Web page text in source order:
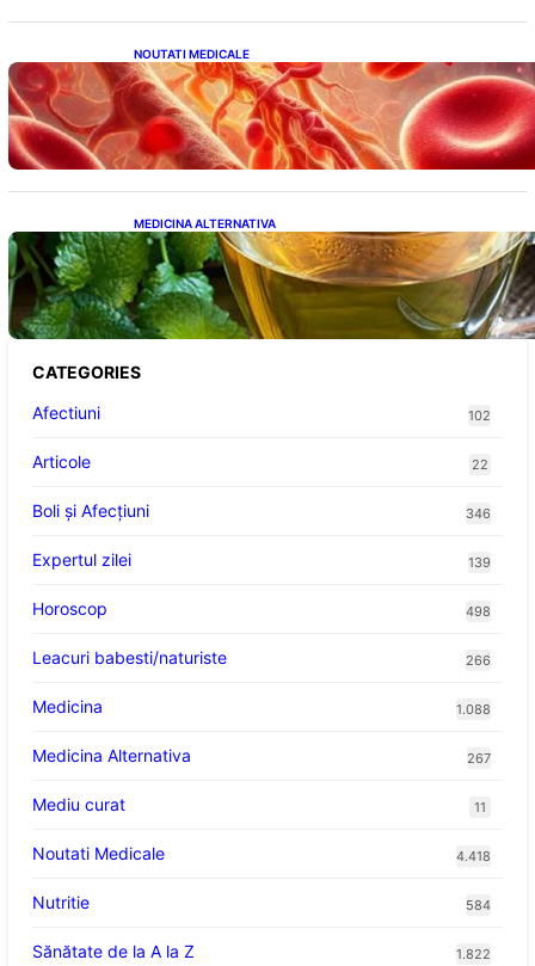
NOUTATI MEDICALE
Vitamina K: Beneficii, Riscuri și Interacțiuni
în Coagularea Sângelui
MEDICINA ALTERNATIVA
Roinița: Soluția Naturală pentru Reducerea
Cortizolului și Îmbunătățirea Somnului
CATEGORIES
Afectiuni
102
Articole 22
Boli și Afecțiuni 346
Expertul zilei 139
Horoscop 498
Leacuri babesti/naturiste 266
Medicina 1.088
Medicina Alternativa 267
Mediu curat 11
Noutati Medicale 4.418
Nutritie 584
Sănătate de la A la Z 1.822